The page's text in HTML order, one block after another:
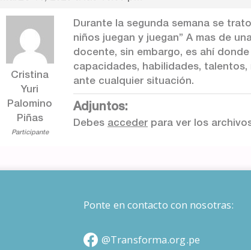
Cristina
Yuri
Palomino
Piñas
Participante
Durante la segunda semana se
niños juegan y juegan” A mas de
docente, sin embargo, es ahí
capacidades, habilidades,
ante cualquier situación.
Adjuntos:
Debes acceder para ver los
Ponte en contacto con nosotras:
@Transforma.org.pe